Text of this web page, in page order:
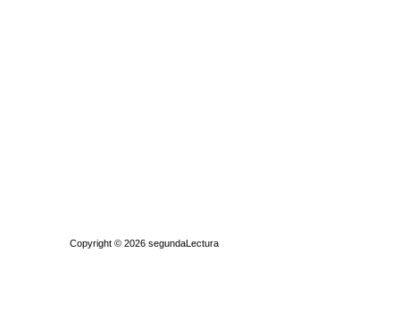
Copyright © 2026 segundaLectura